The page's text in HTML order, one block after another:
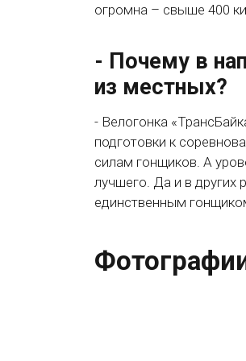
огромна – свыше 400
- Почему в
из местных?
- Велогонка
подготовки к
силам гонщиков. А
лучшего. Да и в других
единственным